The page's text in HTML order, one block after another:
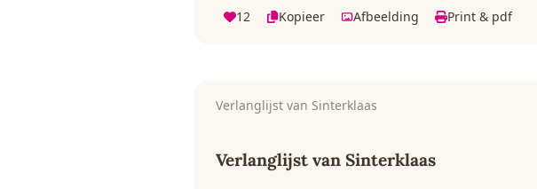
12 Kopieer Afbeelding Print & pdf
Verlanglijst van Sinterklaas
Verlanglijst van Sinterklaas